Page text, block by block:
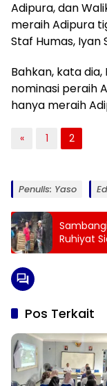
Adipura, dan
meraih Adipura
Staf Humas, Iyan
Bahkan, kata
nominasi peraih
hanya meraih
« 1 2
Penulis: Yaso
Ruhiyat
Pos Terkait